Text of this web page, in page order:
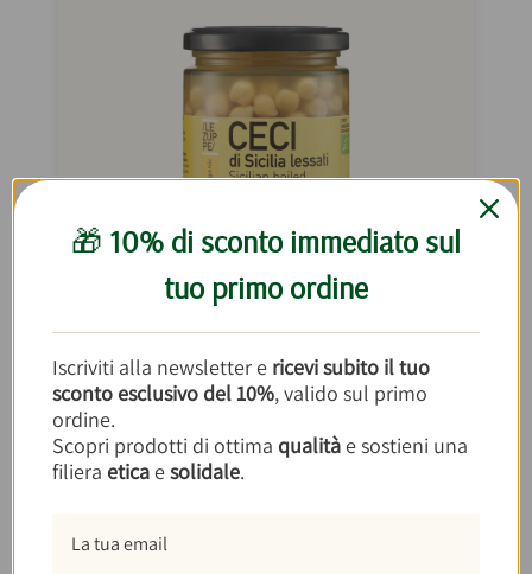
Ceci di Sicilia Lessati in Vaso 365g
€2,80 €7,67/kg
🎁 10% di sconto immediato sul
tuo primo ordine
Iscriviti alla newsletter e ricevi subito il tuo
sconto esclusivo del 10%, valido sul primo
ordine.
Scopri prodotti di ottima qualità e sostieni una
filiera etica esolidale.